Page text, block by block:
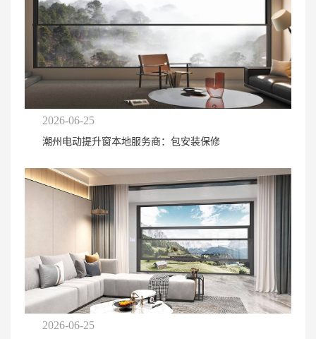
2026-06-25
潮州电动提升窗本地服务商：包安装保修
2026-06-25